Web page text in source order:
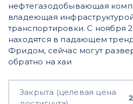
нефтегазодобывающая
владеющая
транспортировки. С ноября
находятся в падающем
Фридом, сейчас могут
обратно на хаи
Закрыта (целевая цена